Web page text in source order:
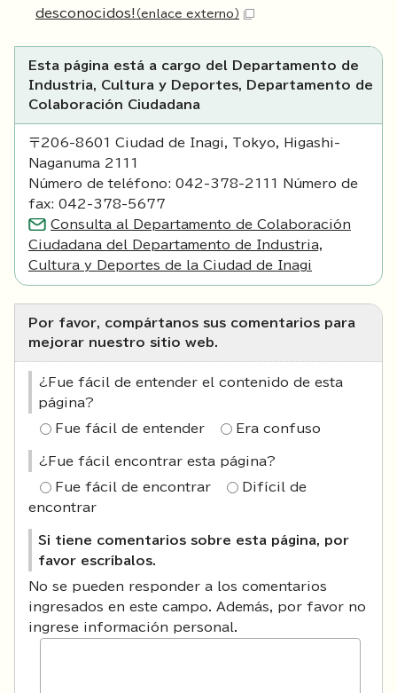
desconocidos! （enlace externo）
Esta página está a cargo del Departamento de
Industria, Cultura y Deportes, Departamento de
Colaboración Ciudadana
〒206-8601 Ciudad de Inagi, Tokyo, Higashi-
Naganuma 2111
Número de teléfono: 042-378-2111 Número de
fax: 042-378-5677
Consulta al Departamento de Colaboración
Ciudadana del Departamento de Industria,
Cultura y Deportes de la Ciudad de Inagi
Por favor, compártanos sus comentarios para
mejorar nuestro sitio web.
¿Fue fácil de entender el contenido de esta
página?
Fue fácil de entender Era confuso
¿Fue fácil encontrar esta página?
Fue fácil de encontrar
Difícil de
encontrar
Si tiene comentarios sobre esta página, por
favor escríbalos.
No se pueden responder a los comentarios
ingresados en este campo. Además, por favor no
ingrese información personal.